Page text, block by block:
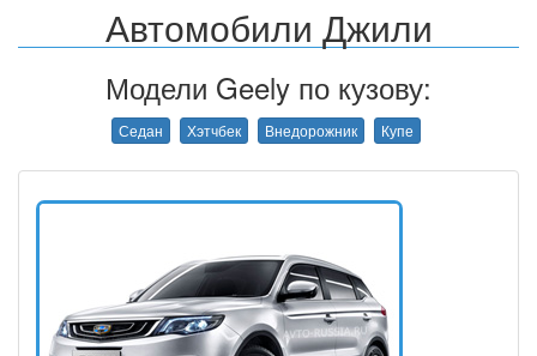
Автомобили Джили
Модели Geely по кузову:
Седан Хэтчбек Внедорожник Купе